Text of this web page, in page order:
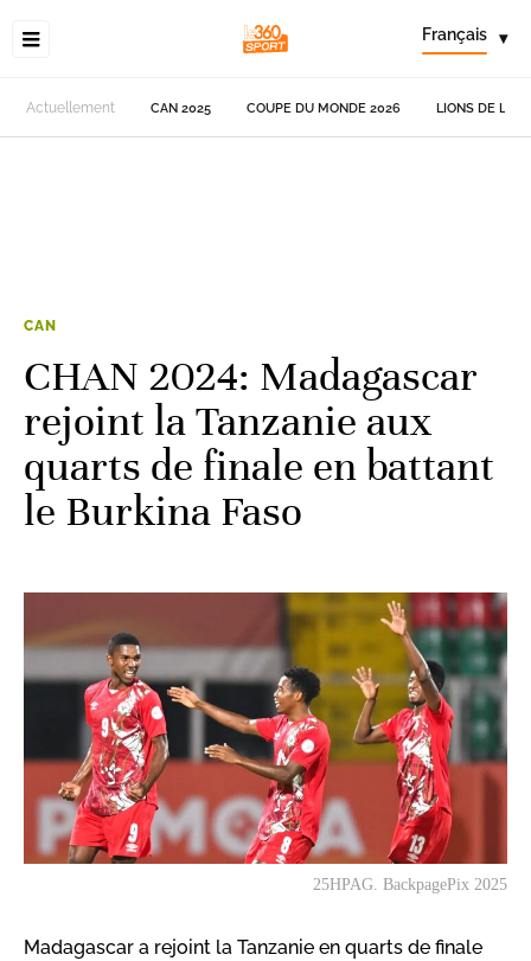
Français ▾
Actuellement CAN 2025 COUPE DU MONDE 2026 LIONS DE
CAN
CHAN 2024: Madagascar
rejoint la Tanzanie aux
quarts de finale en battant
le Burkina Faso
25HPAG. BackpagePix 2025
Madagascar a rejoint la Tanzanie en quarts de finale